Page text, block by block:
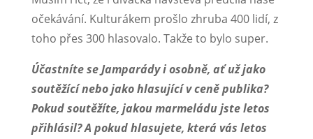
očekávání. Kulturákem prošlo zhruba 400 lidí, z
toho přes 300 hlasovalo. Takže to bylo super.
Účastníte se Jamparády i osobně, ať už jako
soutěžící nebo jako hlasující v ceně publika?
Pokud soutěžíte, jakou marmeládu jste letos
přihlásil? A pokud hlasujete, která vás letos